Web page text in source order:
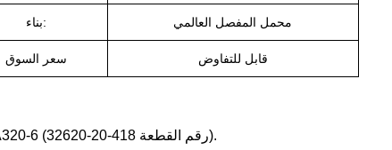
بناء: محمل المفصل العالمي
سعر السوق قابل للتفاوض
توافق واسع: يناسب لوادر Komatsu WA250-6 و WA270 و WA320PZ-6 و WA320-6 (رقم القطعة 418-20-32620).